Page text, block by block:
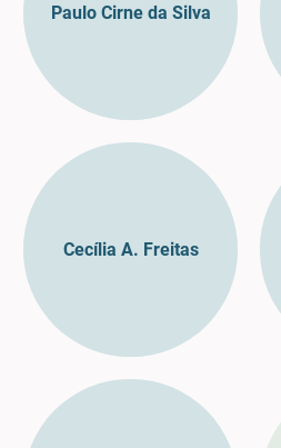
Paulo Cirne da Silva
Cecília A. Freitas